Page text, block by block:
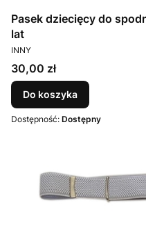
Pasek dziecięcy do
lat
PRODUCENT
INNY
Cena
30,00 zł
Do koszyka
Dostępność: Dostępny